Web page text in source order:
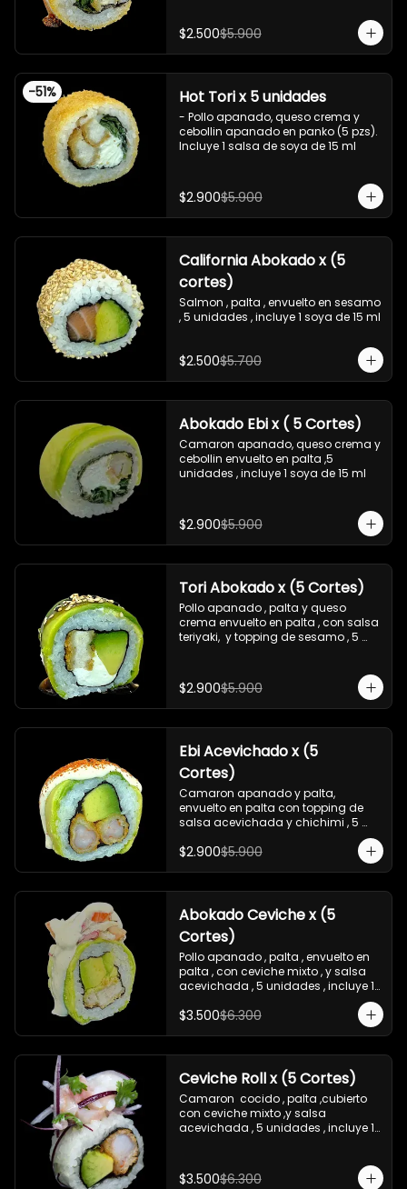
crema , cebollin ,apanado en panko
, con surimi acevichado , 10 piezas
-Pollo apanado , palta , queso
crema , apanado en panko , 10
piezas
$2.500$5.900
-51% Hot Tori x 5 unidades
- Pollo apanado, queso crema y
cebollin apanado en panko (5 pzs).
Incluye 1 salsa de soya de 15 ml
$2.900$5.900
California Abokado x (5
cortes)
Salmon , palta , envuelto en sesamo
, 5 unidades , incluye 1 soya de 15 ml
$2.500$5.700
Abokado Ebi x ( 5 Cortes)
Camaron apanado, queso crema y
cebollin envuelto en palta ,5
unidades , incluye 1 soya de 15 ml
$2.900$5.900
Tori Abokado x (5 Cortes)
Pollo apanado , palta y queso
crema envuelto en palta , con salsa
teriyaki,  y topping de sesamo , 5
$2.900$5.900
Ebi Acevichado x (5
Cortes)
Camaron apanado y palta,
envuelto en palta con topping de
salsa acevichada y chichimi , 5
unidades , incluye 1 soya de 15 ml
$2.900$5.900
Abokado Ceviche x (5
Cortes)
Pollo apanado , palta , envuelto en
palta , con ceviche mixto , y salsa
acevichada , 5 unidades , incluye 1
$3.500$6.300
Ceviche Roll x (5 Cortes)
Camaron  cocido , palta ,cubierto
con ceviche mixto ,y salsa
acevichada , 5 unidades , incluye 1
$3.500$6.300